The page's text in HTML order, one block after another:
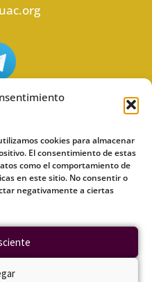
cookies para almacenar
El consentimiento de estas
como el comportamiento de
en este sitio. No consentir o
negativamente a ciertas
Odysee